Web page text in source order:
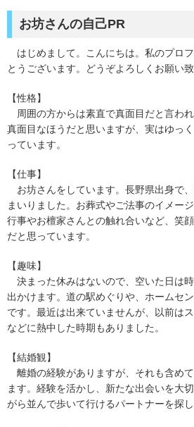
お坊さんの自己PR
はじめまして。こんにちは。私のプロ
とうございます。どうぞよろしくお願い致
【性格】
周囲の方からは素直で真面目だと言わ
真面目なほうだと思いますが、実はゆっ
っています。
【仕事】
お坊さんをしています。長野県出身で
まいりました。お葬式やご法事のイメー
行事やお檀家さんとの触れ合いなど、笑
だと思っています。
【趣味】
決まった休みはないので、空いた日は
出かけます。道の駅めぐりや、ホームセ
です。最近は出来ていませんが、以前は
などに熱中した時期もありました。
【結婚観】
離婚の経験がありますが、それも含め
ます。経験を活かし、新たな出会いを大
がら並んで歩いて行けるパートナーを探し